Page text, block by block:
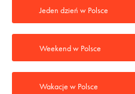
Jeden dzień w Polsce
Weekend w Polsce
Wakacje w Polsce